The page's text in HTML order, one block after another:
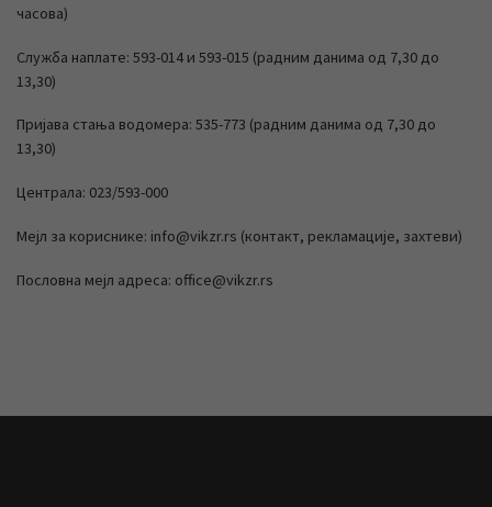
часова)
Служба наплате: 593-014 и 593-015 (радним данима од 7,30 до
13,30)
Пријава стања водомера: 535-773 (радним данима од 7,30 до
13,30)
Централа: 023/593-000
Мејл за кориснике: info@vikzr.rs (контакт, рекламације, захтеви)
Пословна мејл адреса: office@vikzr.rs